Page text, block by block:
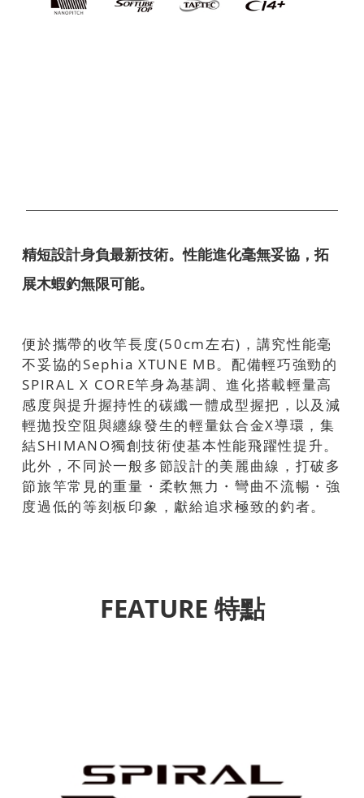
精短設計身負最新技術。性能進化毫無妥協，拓
展木蝦釣無限可能。
便於攜帶的收竿長度(50cm左右)，講究性能毫
不妥協的Sephia XTUNE MB。配備輕巧強勁的
SPIRAL X CORE竿身為基調、進化搭載輕量高
感度與提升握持性的碳纖一體成型握把，以及減
輕拋投空阻與纏線發生的輕量鈦合金X導環，集
結SHIMANO獨創技術使基本性能飛躍性提升。
此外，不同於一般多節設計的美麗曲線，打破多
節旅竿常見的重量・柔軟無力・彎曲不流暢・強
度過低的等刻板印象，獻給追求極致的釣者。
FEATURE 特點